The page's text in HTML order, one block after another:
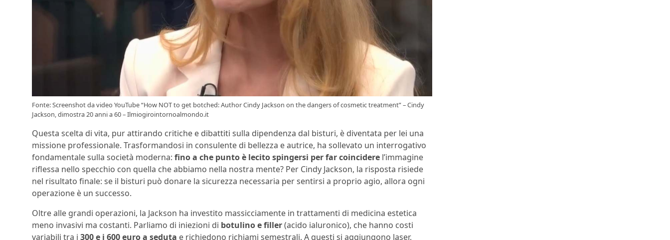
Fonte: Screenshot da video YouTube “How NOT to get botched: Author Cindy Jackson on the dangers of cosmetic treatment” – Cindy
Jackson, dimostra 20 anni a 60 – Ilmiogirointornoalmondo.it
Questa scelta di vita, pur attirando critiche e dibattiti sulla dipendenza dal bisturi, è diventata per lei una
missione professionale. Trasformandosi in consulente di bellezza e autrice, ha sollevato un interrogativo
fondamentale sulla società moderna: fino a che punto è lecito spingersi per far coincidere l’immagine
riflessa nello specchio con quella che abbiamo nella nostra mente? Per Cindy Jackson, la risposta risiede
nel risultato finale: se il bisturi può donare la sicurezza necessaria per sentirsi a proprio agio, allora ogni
operazione è un successo.
Oltre alle grandi operazioni, la Jackson ha investito massicciamente in trattamenti di medicina estetica
meno invasivi ma costanti. Parliamo di iniezioni di botulino e filler(acido ialuronico), che hanno costi
variabili tra i 300 e i 600 euro a seduta e richiedono richiami semestrali. A questi si aggiungono laser,